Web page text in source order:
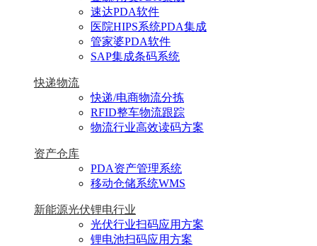
速达PDA软件
医院HIPS系统PDA集成
管家婆PDA软件
SAP集成条码系统
快递物流
快递/电商物流分拣
RFID整车物流跟踪
物流行业高效读码方案
资产仓库
PDA资产管理系统
移动仓储系统WMS
新能源光伏锂电行业
光伏行业扫码应用方案
锂电池扫码应用方案